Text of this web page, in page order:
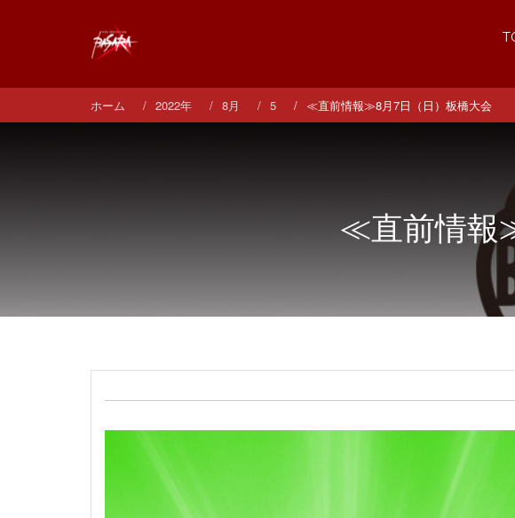
ホーム 2022年 8月 5 ≪直前情報≫8月7日（日）板橋大会
≪直前情報